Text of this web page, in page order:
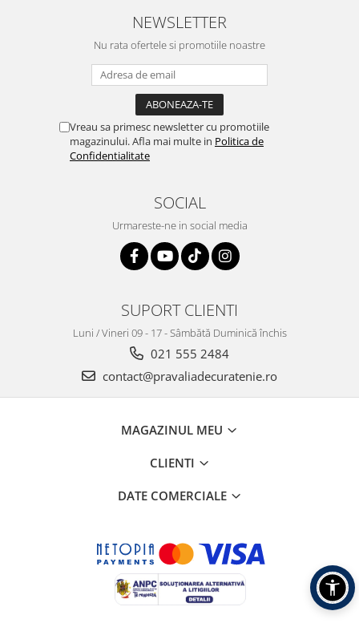
NEWSLETTER
Nu rata ofertele si promotiile noastre
Vreau sa primesc newsletter cu promotiile
magazinului. Afla mai multe in Politica de
Confidentialitate
SOCIAL
Urmareste-ne in social media
SUPORT CLIENTI
Luni / Vineri 09 - 17 - Sâmbătă Duminică închis
021 555 2484
contact@pravaliadecuratenie.ro
MAGAZINUL MEU
CLIENTI
DATE COMERCIALE